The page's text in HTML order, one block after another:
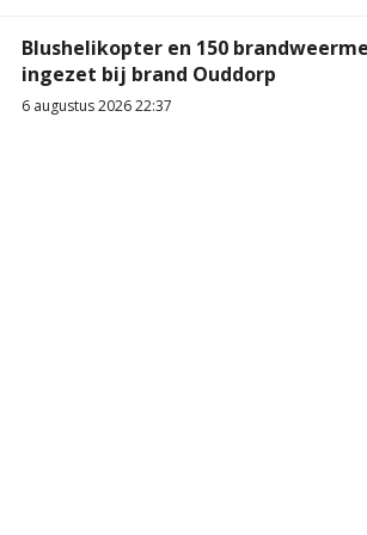
Blushelikopter en 150
ingezet bij brand Ouddorp
6 augustus 2026 22:37